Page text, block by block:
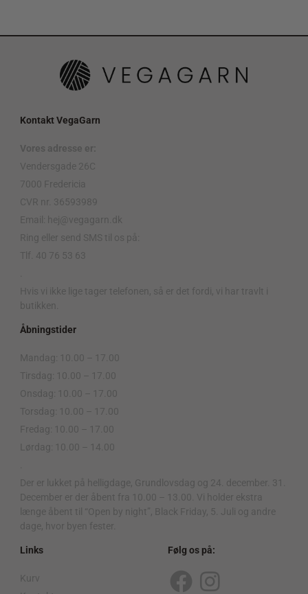
Kontakt VegaGarn
Vores adresse er:
Vendersgade 26C
7000 Fredericia
CVR nr. 36593989
Email: hej@vegagarn.dk
Ring eller send SMS til os på:
Tlf. 40 76 53 63
Hvis vi ikke lige tager telefonen, så er det fordi, vi har travlt i
butikken.
Åbningstider
Mandag: 10.00 – 17.00
Tirsdag: 10.00 – 17.00
Onsdag: 10.00 – 17.00
Torsdag: 10.00 – 17.00
Fredag: 10.00 – 17.00
Lørdag: 10.00 – 14.00
Der er lukket på helligdage, Grundlovsdag og 24. december. 31.
December er der åbent fra 10.00 – 13.00. Vi holder ekstra
længe åbent til “Open by night”, Black Friday, 5. Juli og andre
dage, hvor byen fester.
Links
Kurv
Følg os på: